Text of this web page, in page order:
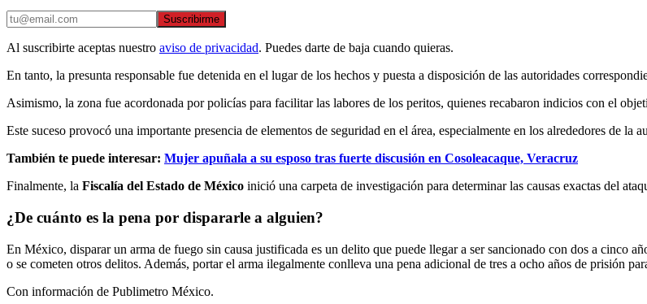
Suscribirme
Al suscribirte aceptas nuestro aviso de privacidad. Puedes darte de baja cuando quieras.
En tanto, la presunta responsable fue detenida en el lugar de los hechos y puesta a disposición de las autoridades
Asimismo, la zona fue acordonada por policías para facilitar las labores de los peritos, quienes recabaron indicios con el
Este suceso provocó una importante presencia de elementos de seguridad en el área, especialmente en los alrededores de la
También te puede interesar: Mujer apuñala a su esposo tras fuerte discusión en Cosoleacaque, Veracruz
Finalmente, la Fiscalía del Estado de México inició una carpeta de investigación para determinar las causas exactas del
¿De cuánto es la pena por dispararle a alguien?
En México, disparar un arma de fuego sin causa justificada es un delito que puede llegar a ser sancionado con dos a cinco
o se cometen otros delitos. Además, portar el arma ilegalmente conlleva una pena adicional de tres a ocho años de prisión
Con información de Publimetro México.